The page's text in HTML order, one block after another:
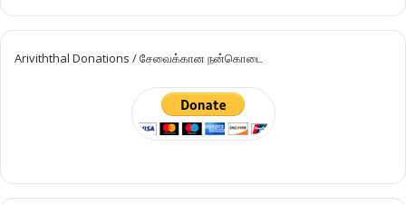
Ariviththal Donations / சேவைக்கான நன்கொடை